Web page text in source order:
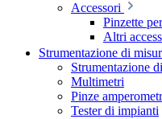
Accessori
Pinzette
Altri
Strumentazione di
Strumentazione
Multimetri
Pinze
Tester di impianti